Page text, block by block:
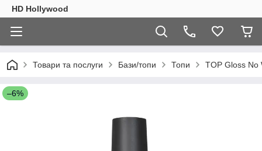
HD Hollywood
Товари та послуги Бази/топи Топи TOP Gloss No
–6%